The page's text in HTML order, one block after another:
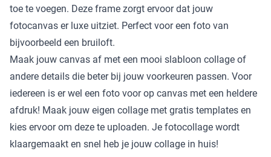
toe te voegen. Deze frame zorgt ervoor dat jouw
fotocanvas er luxe uitziet. Perfect voor een foto van
bijvoorbeeld een bruiloft.
Maak jouw canvas af met een mooi slabloon collage of
andere details die beter bij jouw voorkeuren passen. Voor
iedereen is er wel een foto voor op canvas met een heldere
afdruk! Maak jouw eigen collage met gratis templates en
kies ervoor om deze te uploaden. Je fotocollage wordt
klaargemaakt en snel heb je jouw collage in huis!